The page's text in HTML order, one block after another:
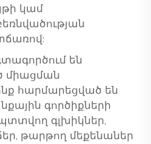
կամ
են
հարմարեցված են
գործիքների
գլխիկներ,
թարթող մեքենաներ